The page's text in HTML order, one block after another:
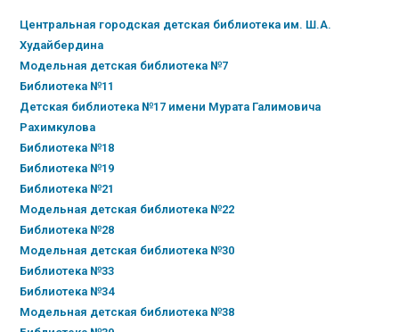
Центральная городская детская библиотека им. Ш.А.
Худайбердина
Модельная детская библиотека №7
Библиотека №11
Детская библиотека №17 имени Мурата Галимовича
Рахимкулова
Библиотека №18
Библиотека №19
Библиотека №21
Модельная детская библиотека №22
Библиотека №28
Модельная детская библиотека №30
Библиотека №33
Библиотека №34
Модельная детская библиотека №38